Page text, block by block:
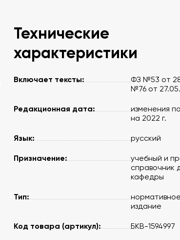
Технические
характеристики
Включает тексты:
ФЗ №53 от
№76 от
Редакционная дата:
изменения
на 2022 г.
Язык: русский
Призначение:
учебный и
справочник
кафедры
Тип:
издание
Код товара (артикул): БКВ-1594997